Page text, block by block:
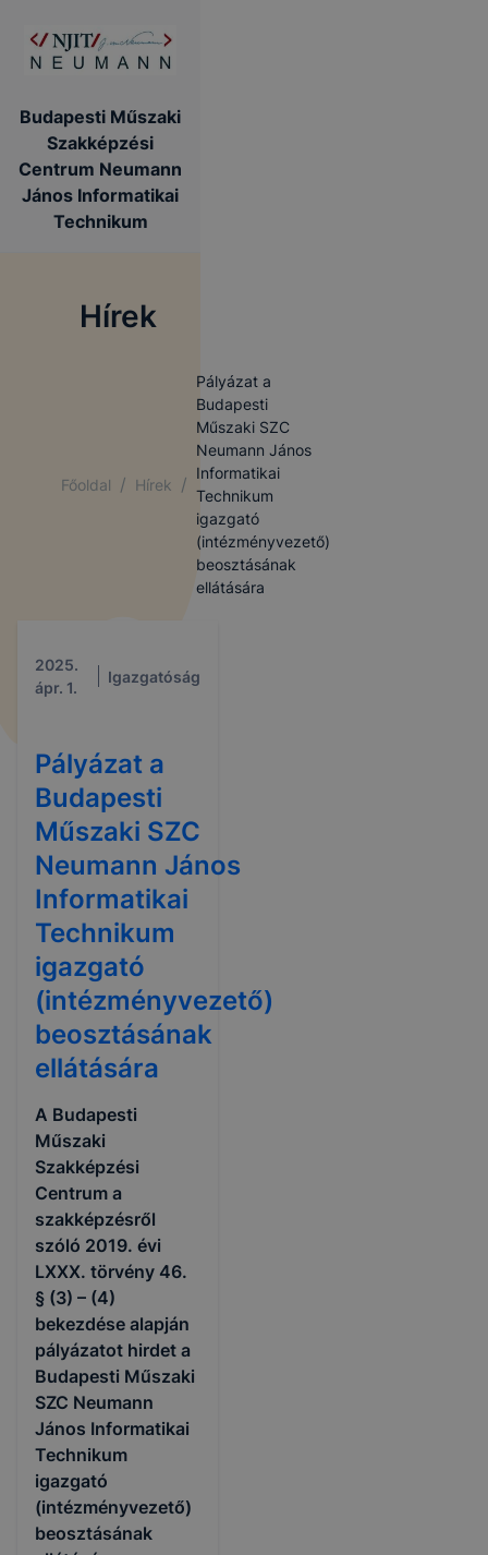
Budapesti Műszaki
Szakképzési
Centrum Neumann
János Informatikai
Technikum
Hírek
Főoldal / Hírek /
Pályázat a
Budapesti
Műszaki SZC
Neumann János
Informatikai
Technikum
igazgató
(intézményvezető)
beosztásának
ellátására
2025.
ápr. 1.
Igazgatóság
Pályázat a
Budapesti
Műszaki SZC
Neumann János
Informatikai
Technikum
igazgató
(intézményvezető)
beosztásának
ellátására
A Budapesti
Műszaki
Szakképzési
Centrum a
szakképzésről
szóló 2019. évi
LXXX. törvény 46.
§ (3) – (4)
bekezdése alapján
pályázatot hirdet a
Budapesti Műszaki
SZC Neumann
János Informatikai
Technikum
igazgató
(intézményvezető)
beosztásának